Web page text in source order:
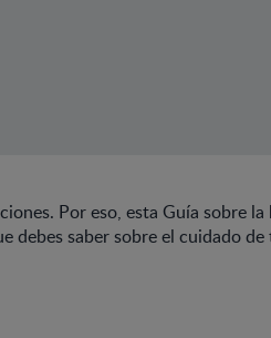
Por eso, esta Guía sobre la
saber sobre el cuidado de